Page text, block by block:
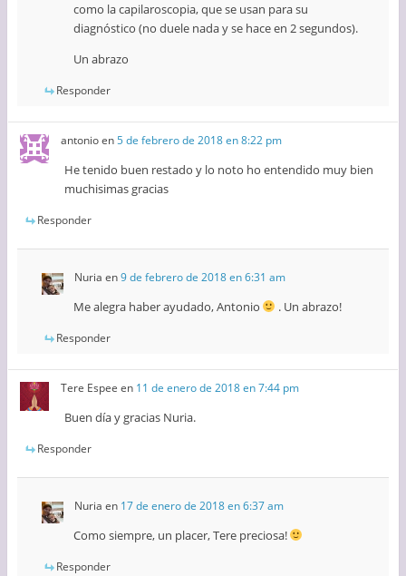
como la capilaroscopia, que se usan para su
diagnóstico (no duele nada y se hace en 2 segundos).
Un abrazo
Responder
antonioen5 de febrero de 2018 en 8:22 pm
He tenido buen restado y lo noto ho entendido muy bien
muchisimas gracias
Responder
Nuria en9 de febrero de 2018 en 6:31 am
Me alegra haber ayudado, Antonio . Un abrazo!
Responder
Tere Espee en 11 de enero de 2018 en 7:44 pm
Buen día y gracias Nuria.
Responder
Nuria en 17 de enero de 2018 en 6:37 am
Como siempre, un placer, Tere preciosa!
Responder